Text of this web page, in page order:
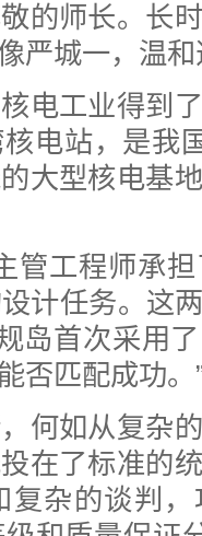
师长。长时
严城一，温
工业得到了
电站，是我
大型核电基
工程师承担
计任务。这
岛首次采用
否匹配成功。
如从复杂的
在了标准的
复杂的谈判